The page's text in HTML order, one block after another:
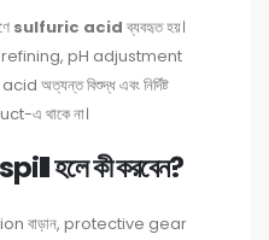
sulfuric acid ব্যবহৃত হয়।
refining, pH adjustment
অত্যন্ত বিশুদ্ধ এবং নির্দিষ্ট
এ থাকে না।
হলে কী করবেন?
বাড়ান, protective gear